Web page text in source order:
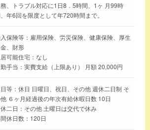
、トラブル対応に1日8．5時間、1ヶ 月99時
年6回を限度として年720時間まで。
保険等：雇用保険、労災保険、健康保険、厚生
、財形
居可能住宅：なし
手当：実費支給（上限あり） 月額 20,000円
等：休日 日曜日、祝日、その他 週休二日制 そ
６ヶ月経過後の年次有給休暇日数 10日
二日：その他 土曜日は交代で休み
休日数：120日